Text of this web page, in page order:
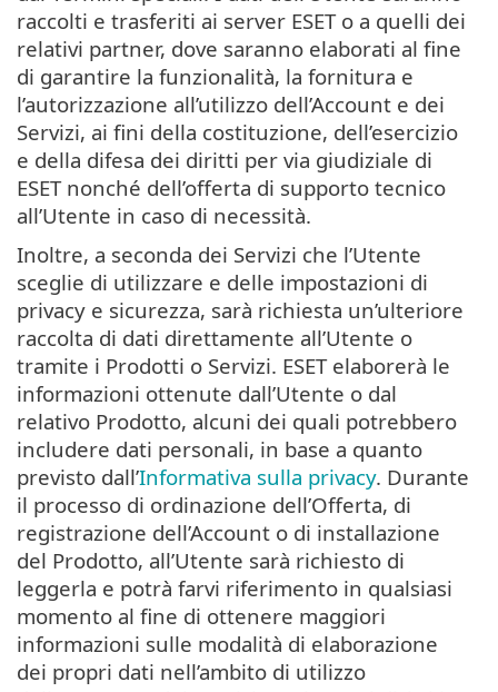
raccolti e trasferiti ai server ESET o a quelli dei
relativi partner, dove saranno elaborati al fine
di garantire la funzionalità, la fornitura e
l’autorizzazione all’utilizzo dell’Account e dei
Servizi, ai fini della costituzione, dell’esercizio
e della difesa dei diritti per via giudiziale di
ESET nonché dell’offerta di supporto tecnico
all’Utente in caso di necessità.
Inoltre, a seconda dei Servizi che l’Utente
sceglie di utilizzare e delle impostazioni di
privacy e sicurezza, sarà richiesta un’ulteriore
raccolta di dati direttamente all’Utente o
tramite i Prodotti o Servizi. ESET elaborerà le
informazioni ottenute dall’Utente o dal
relativo Prodotto, alcuni dei quali potrebbero
includere dati personali, in base a quanto
previsto dall’Informativa sulla privacy. Durante
il processo di ordinazione dell’Offerta, di
registrazione dell’Account o di installazione
del Prodotto, all’Utente sarà richiesto di
leggerla e potrà farvi riferimento in qualsiasi
momento al fine di ottenere maggiori
informazioni sulle modalità di elaborazione
dei propri dati nell’ambito di utilizzo